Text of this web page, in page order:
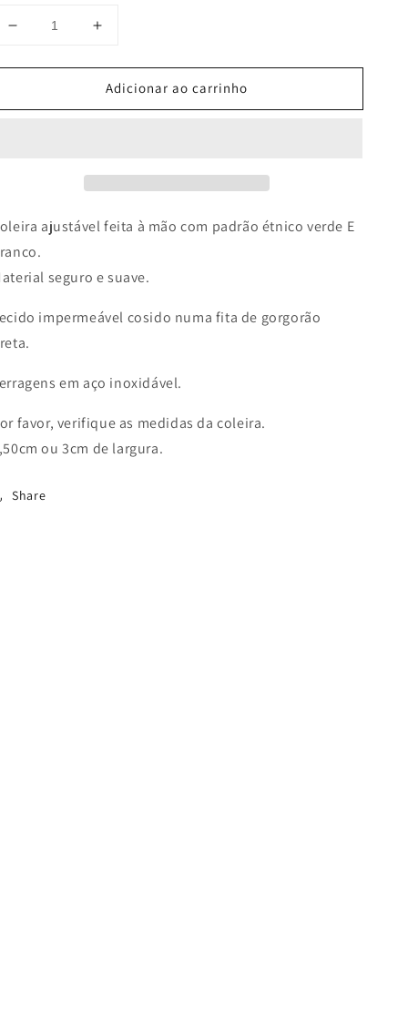
Diminuir
quantidade
Nuru
Aumentar
quantidade
de
Nuru
Adicionar ao carrinho
ajustável feita à mão com padrão étnico verde E
seguro e suave.
impermeável cosido numa fita de gorgorão
em aço inoxidável.
favor, verifique as medidas da coleira.
ou 3cm de largura.
Share